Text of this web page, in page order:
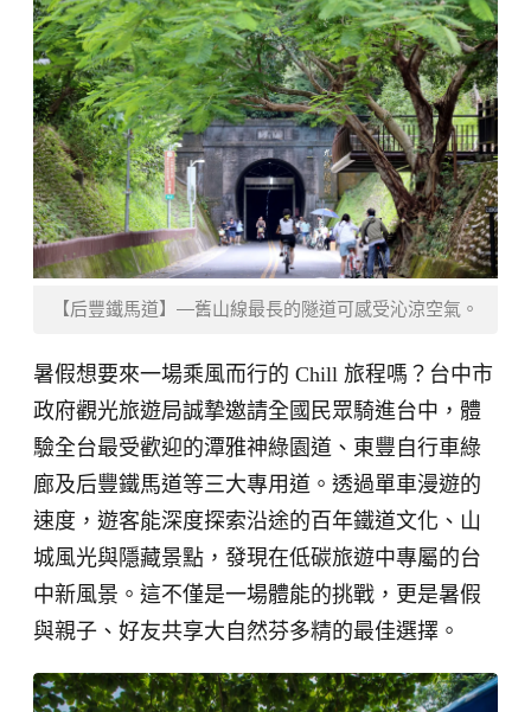
【后豐鐵馬道】—舊山線最長的隧道可感受沁涼空氣。
暑假想要來一場乘風而行的 Chill 旅程嗎？台中市
政府觀光旅遊局誠摯邀請全國民眾騎進台中，體
驗全台最受歡迎的潭雅神綠園道、東豐自行車綠
廊及后豐鐵馬道等三大專用道。透過單車漫遊的
速度，遊客能深度探索沿途的百年鐵道文化、山
城風光與隱藏景點，發現在低碳旅遊中專屬的台
中新風景。這不僅是一場體能的挑戰，更是暑假
與親子、好友共享大自然芬多精的最佳選擇。